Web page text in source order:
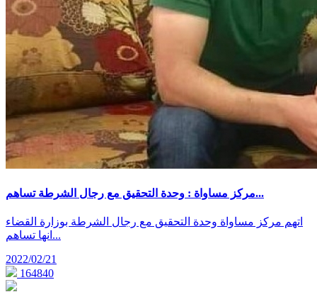
مركز مساواة : وحدة التحقيق مع رجال الشرطة تساهم...
اتهم مركز مساواة وحدة التحقيق مع رجال الشرطة بوزارة القضاء
انها تساهم...
2022/02/21
164840